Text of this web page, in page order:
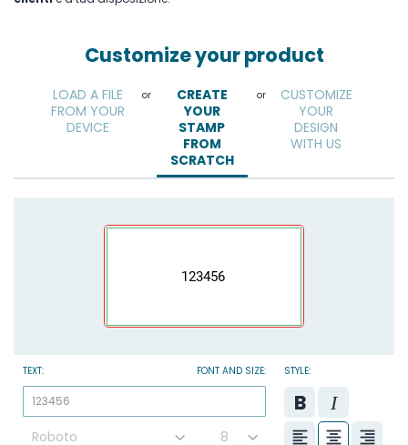
Customize your product
LOAD A FILE
FROM YOUR
DEVICE
or
CREATE
YOUR
STAMP
FROM
SCRATCH
123456
TEXT: FONT AND SIZE: STYLE:
or
CUSTOMIZE
YOUR
DESIGN
WITH US